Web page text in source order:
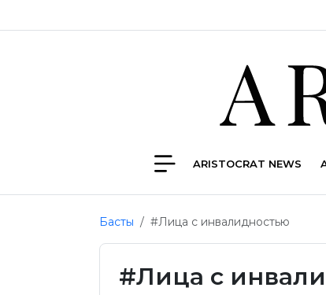
ARISTOCRAT NEWS
Басты #Лица с инвалидностью
#Лица с